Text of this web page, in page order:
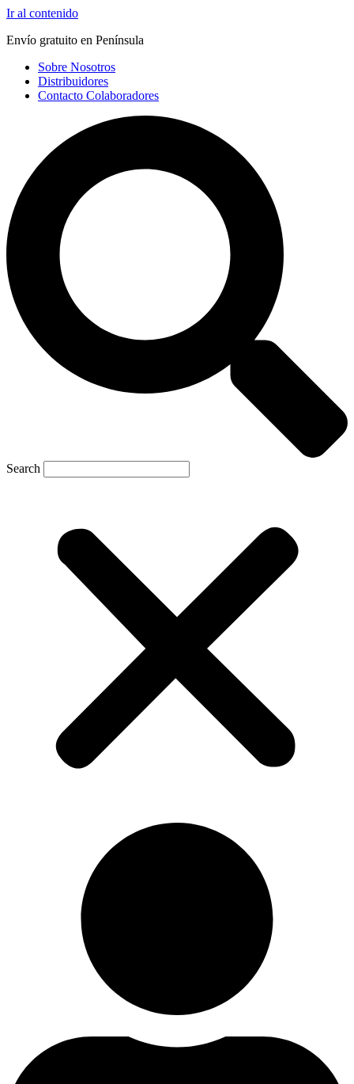
Ir al contenido
Envío gratuito en Península
Sobre Nosotros
Distribuidores
Contacto Colaboradores
Search